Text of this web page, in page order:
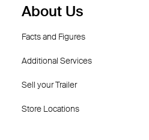
About Us
Facts and Figures
Additional Services
Sell your Trailer
Store Locations